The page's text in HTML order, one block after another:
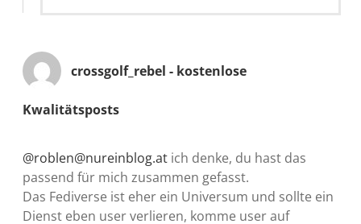
crossgolf_rebel - kostenlose
Kwalitätsposts
@roblen@nureinblog.at ich denke, du hast das
passend für mich zusammen gefasst.
Das Fediverse ist eher ein Universum und sollte ein
Dienst eben user verlieren, komme user auf